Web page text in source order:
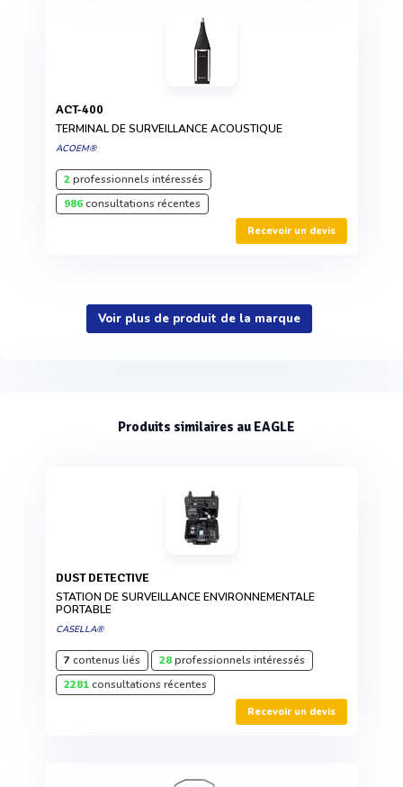
ACT-400
TERMINAL DE SURVEILLANCE ACOUSTIQUE
ACOEM®
2professionnels intéressés
986consultations récentes
Recevoir un devis
Voir plus de produit de la marque
Produits similaires au EAGLE
DUST DETECTIVE
STATION DE SURVEILLANCE ENVIRONNEMENTALE
PORTABLE
CASELLA®
7contenus liés 28professionnels intéressés
2281consultations récentes
Recevoir un devis